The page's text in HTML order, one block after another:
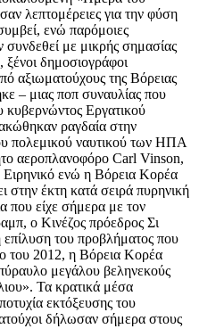
λεπτομέρειες για την φύση
ενώ παρόμοιες
συνδεθεί με μικρής σημασίας
δημοσιογράφοι
αξιωματούχους της Βόρειας
– μιας ποπ συναυλίας που
κυβερνώντος Εργατικού
ραγδαία στην
πολεμικού ναυτικού των ΗΠΑ
αεροπλανοφόρο Carl Vinson,
Ειρηνικό ενώ η Βόρεια Κορέα
στην έκτη κατά σειρά πυρηνική
που είχε σήμερα με τον
ο Κινέζος πρόεδρος Σι
επίλυση του προβλήματος που
του 2012, η Βόρεια Κορέα
μεγάλου βεληνεκούς
Τα κρατικά μέσα
εκτόξευσης του
δήλωσαν σήμερα στους